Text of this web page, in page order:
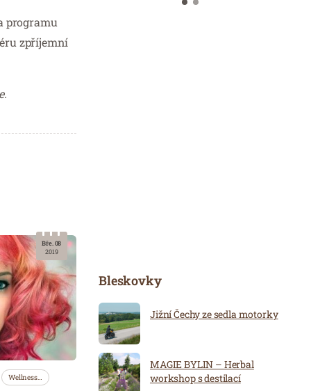
programu
zpříjemní
Wellness…
Bře. 08
2019
Bleskovky
Jižní Čechy ze sedla motorky
MAGIE BYLIN – Herbal
workshop s destilací